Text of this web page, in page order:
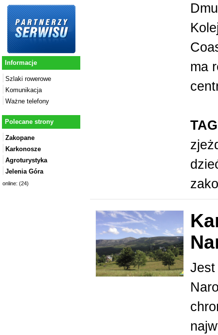
Informacje
Szlaki rowerowe
Komunikacja
Ważne telefony
Polecane strony
Zakopane
Karkonosze
Agroturystyka
Jelenia Góra
online: (24)
ma
Jest